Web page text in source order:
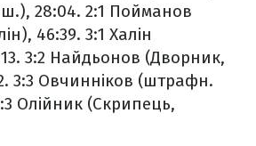
28:04. 2:1 Пойманов
46:39. 3:1 Халін
3:2 Найдьонов (Дворник,
3:3 Овчинніков (штрафн.
Олійник (Скрипець,